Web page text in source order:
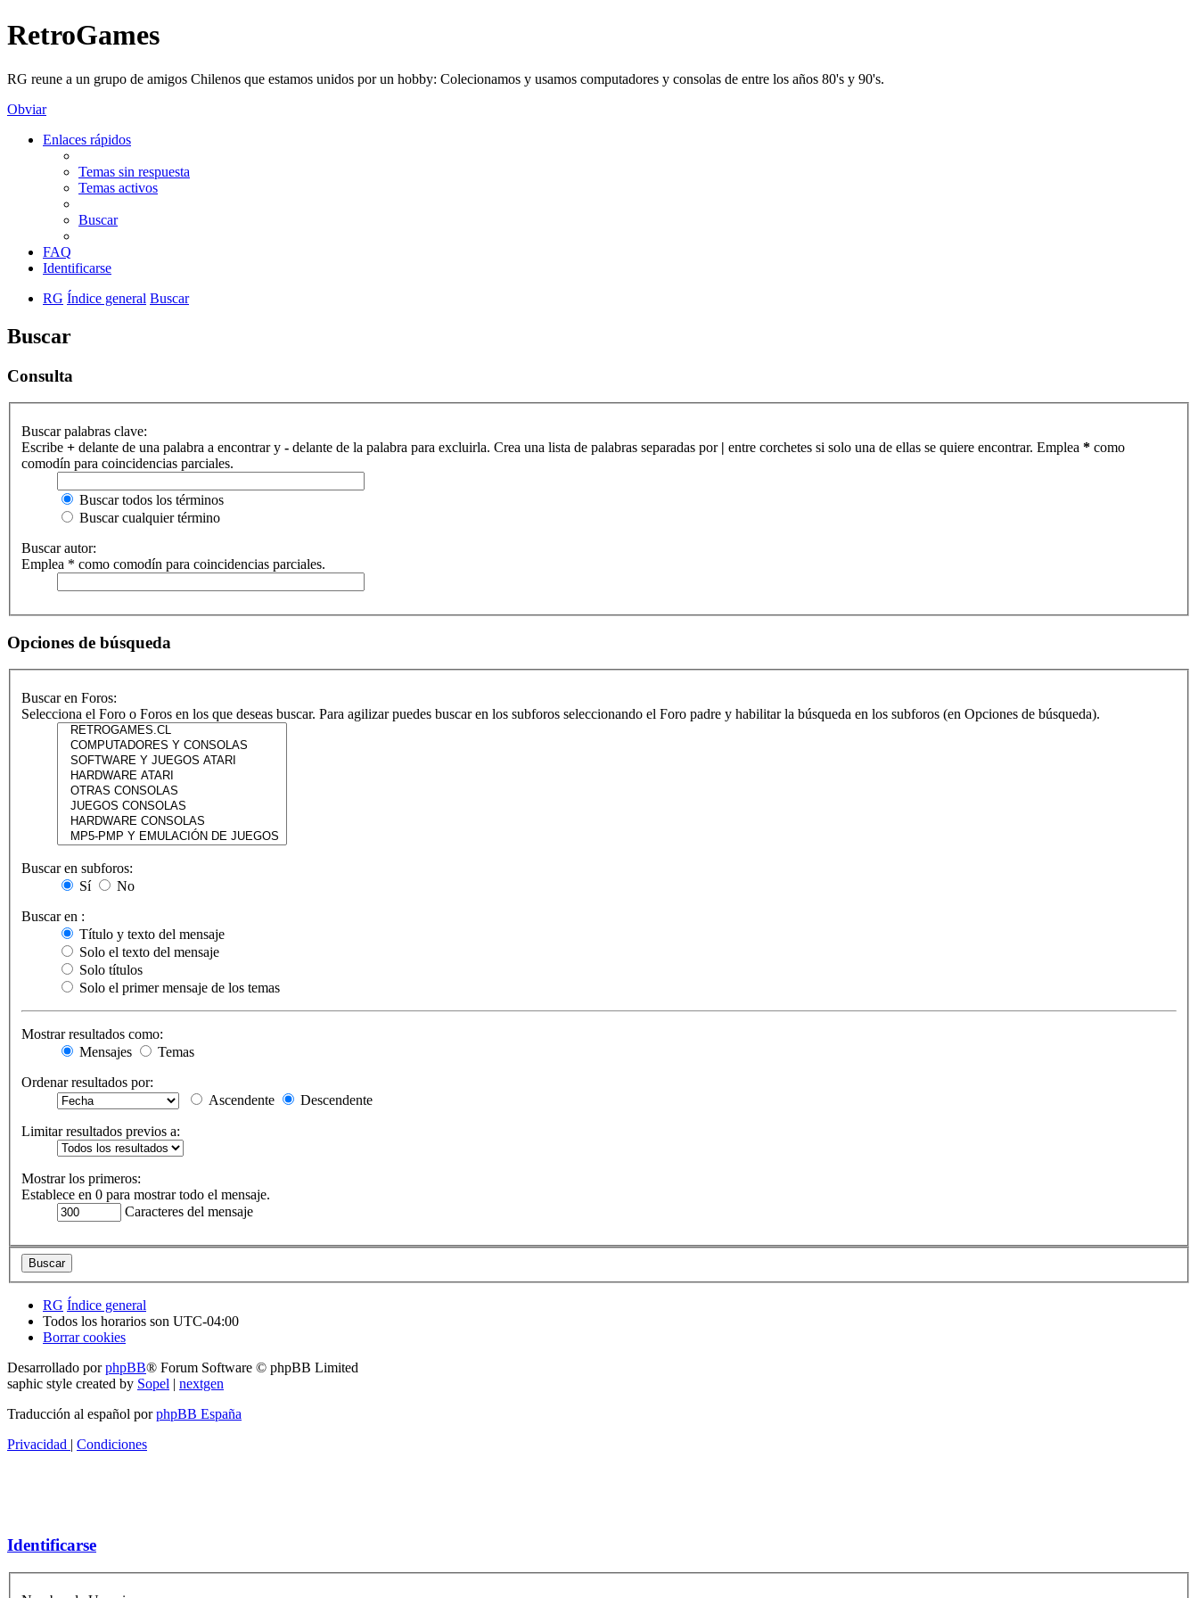
RetroGames
RG reune a un grupo de amigos Chilenos que estamos unidos por un hobby: Colecionamos y usamos computadores y consolas de entre los años 80's y 90's.
Obviar
Enlaces rápidos
Temas sin respuesta
Temas activos
Buscar
FAQ
Identificarse
RG Índice general Buscar
Buscar
Consulta
Buscar palabras clave:
Escribe + delante de una palabra a encontrar y - delante de la palabra para excluirla. Crea una lista de palabras separadas por | entre corchetes si solo una de ellas se quiere encontrar. Emplea * como
comodín para coincidencias parciales.
Buscar todos los términos
Buscar cualquier término
Buscar autor:
Emplea * como comodín para coincidencias parciales.
Opciones de búsqueda
Buscar en Foros:
Selecciona el Foro o Foros en los que deseas buscar. Para agilizar puedes buscar en los subforos seleccionando el Foro padre y habilitar la búsqueda en los subforos (en Opciones de búsqueda).
Buscar en subforos:
Sí
No
Buscar en :
Título y texto del mensaje
Solo el texto del mensaje
Solo títulos
Solo el primer mensaje de los temas
Mostrar resultados como:
Mensajes
Temas
Ordenar resultados por:
Ascendente
Descendente
Limitar resultados previos a:
Mostrar los primeros:
Establece en 0 para mostrar todo el mensaje.
Caracteres del mensaje
RG Índice general
Todos los horarios son UTC-04:00
Borrar cookies
Desarrollado porphpBB® Forum Software © phpBB Limited
saphic style created by Sopel | nextgen
Traducción al español porphpBB España
Privacidad | Condiciones
Identificarse